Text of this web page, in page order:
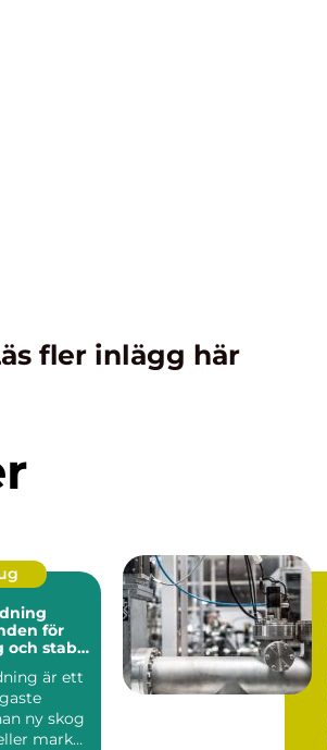
fler inlägg här
och stabil
är ett
ny skog
mark